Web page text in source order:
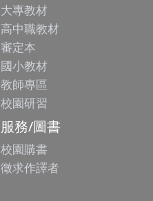
大專教材
高中職教材
審定本
國小教材
教師專區
校園研習
服務/圖書
校園購書
徵求作譯者